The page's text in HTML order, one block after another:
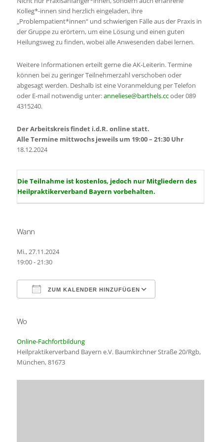
Kolleg*-innen sind herzlich eingeladen, ihre
„Problempatient*innen“ und schwierigen Fälle aus der Praxis in
der Gruppe zu erörtern, um eine Lösung und einen guten
Heilungsweg zu finden, wobei alle Anwesenden dabei lernen.
Weitere Informationen erteilt gerne die AK-Leiterin. Termine
können bei zu geringer Teilnehmerzahl verschoben oder
abgesagt werden. Deshalb ist eine Voranmeldung per Telefon
oder E-mail notwendig unter:anneliese@barthels.ccoder 089
4315240.
Der Arbeitskreis findet i.d.R. online statt.
Alle Termine mittwochs jeweils um 19:00 – 21:30 Uhr
18.12.2024
Die Teilnahme ist kostenlos, jedoch nur Mitgliedern des
Heilpraktikerverband Bayern vorbehalten.
Wann
Mi., 27.11.2024
19:00 - 21:30
ZUM KALENDER HINZUFÜGEN
Wo
Online-Fachfortbildung
Heilpraktikerverband Bayern e.V. Baumkirchner Straße 20/Rgb,
München, 81673